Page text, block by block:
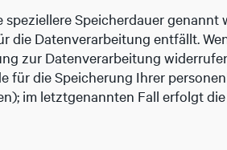
Speicherdauer genannt
die Datenverarbeitung entfällt.
zur Datenverarbeitung
die Speicherung Ihrer
im letztgenannten Fall erfolgt